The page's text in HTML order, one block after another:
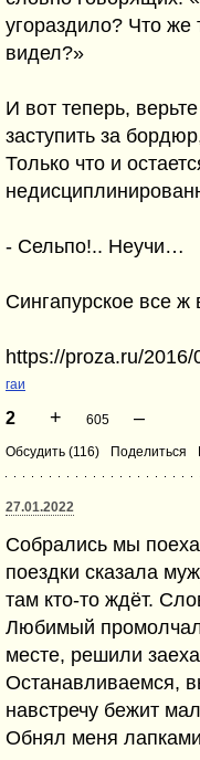
угораздило? Что же
видел?»
И вот теперь,
заступить за
Только что и
- Сельпо!.. Неучи…
Сингапурское все ж
https://proza.ru/2016/
гаи
2 + 605 –
Обсудить (116) Поделиться
27.01.2022
Собрались мы
поездки сказала
там кто-то ждёт.
Любимый
месте, решили
Останавливаемся,
навстречу бежит
Обнял меня